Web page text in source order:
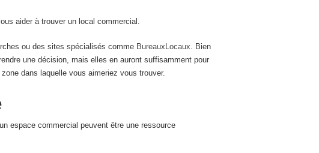
aider à trouver un local commercial.
ou des sites spécialisés comme BureauxLocaux. Bien
une décision, mais elles en auront suffisamment pour
dans laquelle vous aimeriez vous trouver.
espace commercial peuvent être une ressource